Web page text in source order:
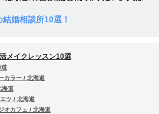
結婚相談所10選！
メイクレッスン10選
道
カラー / 北海道
海道
ツ / 北海道
オカフェ / 北海道